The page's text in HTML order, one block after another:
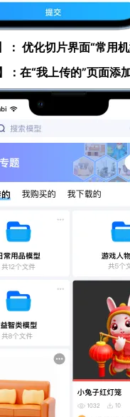
： 优化切片界面“常用
：在“我上传的”页面添